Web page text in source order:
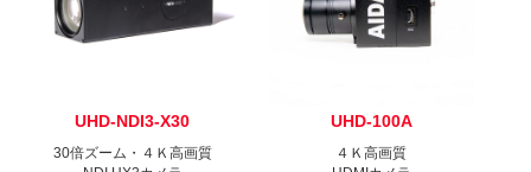
UHD-NDI3-X30
30倍ズーム・４Ｋ高画質
UHD-100A
４Ｋ高画質